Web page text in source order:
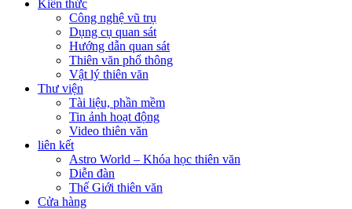
Kiến thức
Công nghệ vũ trụ
Dụng cụ quan sát
Hướng dẫn quan sát
Thiên văn phổ thông
Vật lý thiên văn
Thư viện
Tài liệu, phần mềm
Tin ảnh hoạt động
Video thiên văn
liên kết
Astro World – Khóa học thiên văn
Diễn đàn
Thế Giới thiên văn
Cửa hàng